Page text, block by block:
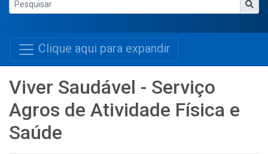
Clique aqui para expandir
Viver Saudável - Serviço
Agros de Atividade Física e
Saúde